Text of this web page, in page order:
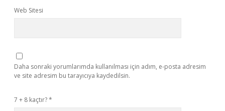
Web Sitesi
Daha sonraki yorumlarımda kullanılması için adım, e-posta adresim
ve site adresim bu tarayıcıya kaydedilsin.
7 + 8 kaçtır?*